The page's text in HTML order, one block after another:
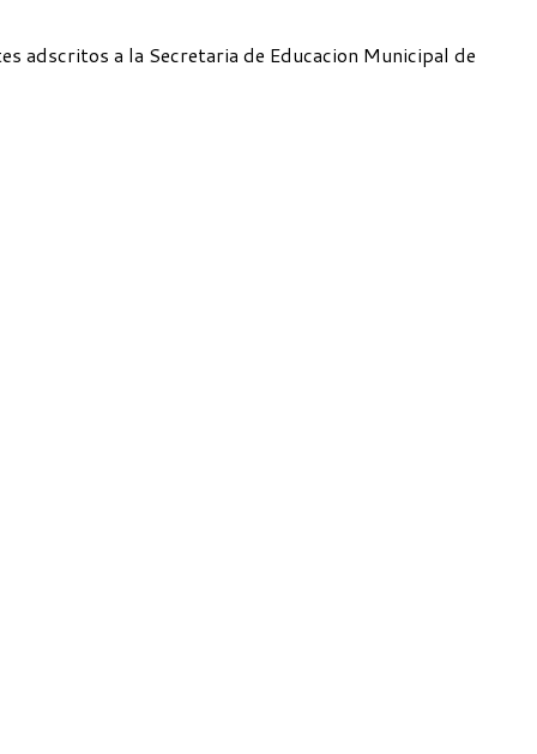
adscritos a la Secretaria de Educacion Municipal de